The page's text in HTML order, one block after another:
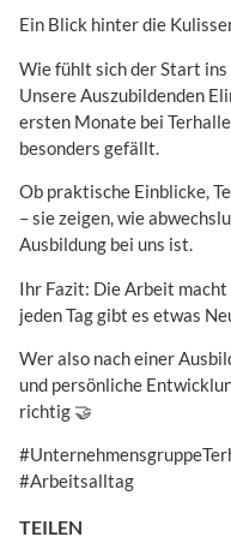
Ein Blick hinter die
Wie fühlt sich der Start ins
Unsere Auszubildenden
ersten Monate bei
besonders gefällt.
Ob praktische Einblicke,
– sie zeigen, wie
Ausbildung bei uns ist.
Ihr Fazit: Die Arbeit
jeden Tag gibt es etwas
Wer also nach einer
und persönliche
richtig 🤝
#Arbeitsalltag
TEILEN